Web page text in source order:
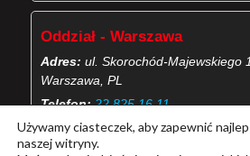
Oddział - Warszawa
Adres: ul. Skorochód-Majewskiego
Warszawa, PL
Telefon: 22 825 16 11
Email: skorochod@mkdelektro.pl
Używamy ciasteczek, aby zapewnić
naszej witryny.